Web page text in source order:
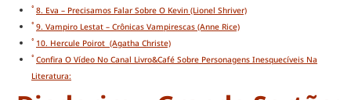
8. Eva – Precisamos Falar Sobre O Kevin (Lionel Shriver)
9. Vampiro Lestat – Crônicas Vampirescas (Anne Rice)
10. Hercule Poirot (Agatha Christe)
Confira O Vídeo No Canal Livro&Café Sobre Personagens Inesquecíveis Na
Literatura: